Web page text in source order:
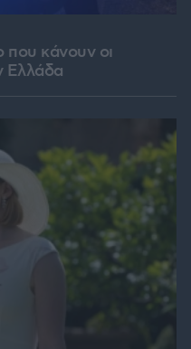
που κάνουν οι
Ελλάδα